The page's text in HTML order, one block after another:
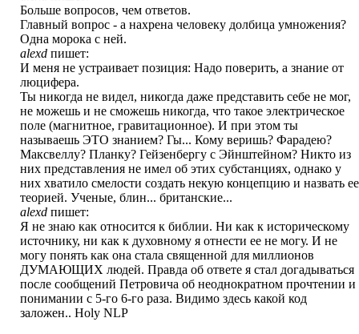
Больше вопросов, чем ответов.
Главный вопрос - а нахрена человеку долбица умножения?
Одна морока с ней.
alexd пишет:
И меня не устраивает позиция: Надо поверить, а знание от
люцифера.
Ты никогда не видел, никогда даже представить себе не мог,
не можешь и не сможешь никогда, что такое электрическое
поле (магнитное, гравитационное). И при этом ты
называешь ЭТО знанием? Гы... Кому веришь? Фарадею?
Максвеллу? Планку? Гейзенбергу с Эйнштейном? Никто из
них представления не имел об этих субстанциях, однако у
них хватило смелости создать некую концепцию и назвать ее
теорией. Ученые, блин... британские...
alexd пишет:
Я не знаю как относится к библии. Ни как к историческому
источнику, ни как к духовному я отнести ее не могу. И не
могу понять как она стала священной для миллионов
ДУМАЮЩИХ людей. Правда об ответе я стал догадываться
после сообщений Петровича об неоднократном прочтении и
понимании с 5-го 6-го раза. Видимо здесь какой код
заложен.. Holy NLP